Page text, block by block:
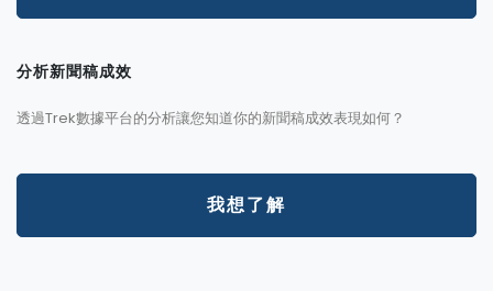
分析新聞稿成效
透過Trek數據平台的分析讓您知道你的新聞稿成效表現如何？
我想了解